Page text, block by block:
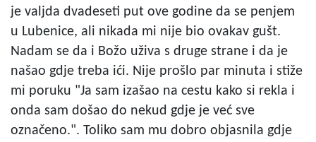
je valjda dvadeseti put ove godine da se penjem
u Lubenice, ali nikada mi nije bio ovakav gušt.
Nadam se da i Božo uživa s druge strane i da je
našao gdje treba ići. Nije prošlo par minuta i stiže
mi poruku "Ja sam izašao na cestu kako si rekla i
onda sam došao do nekud gdje je već sve
označeno.". Toliko sam mu dobro objasnila gdje